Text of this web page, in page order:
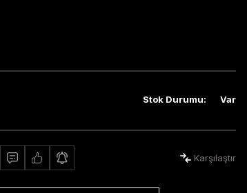
Stok Durumu: Var
Karşılaştır